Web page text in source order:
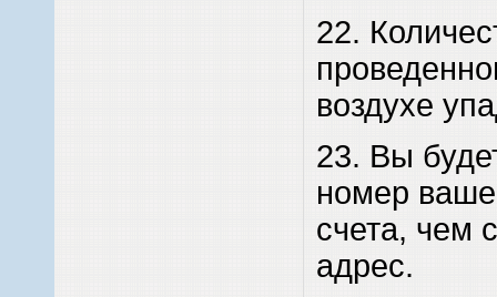
22.
воздухе
23. Вы
номер
счета, чем
адрес.